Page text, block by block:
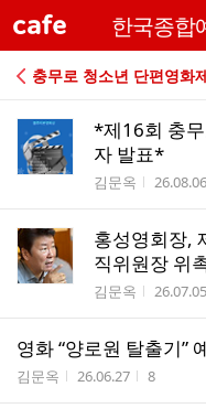
cafe 한국종합
충무로 청소년 단편영화
*제16회 충
자 발표*
작성자
김문옥 작성시간
26.08.06
홍성영회장,
직위원장 위
작성자
김문옥 작성시간
26.07.05
영화 “양로원 탈출기”
작성자
김문옥 작성시간
26.06.27 조회수
8